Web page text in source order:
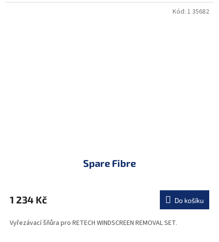
Spare Fibre
1 234 Kč Do košíku
Vyřezávací šňůra pro RETECH WINDSCREEN REMOVAL SET.
Kód: 1 35682